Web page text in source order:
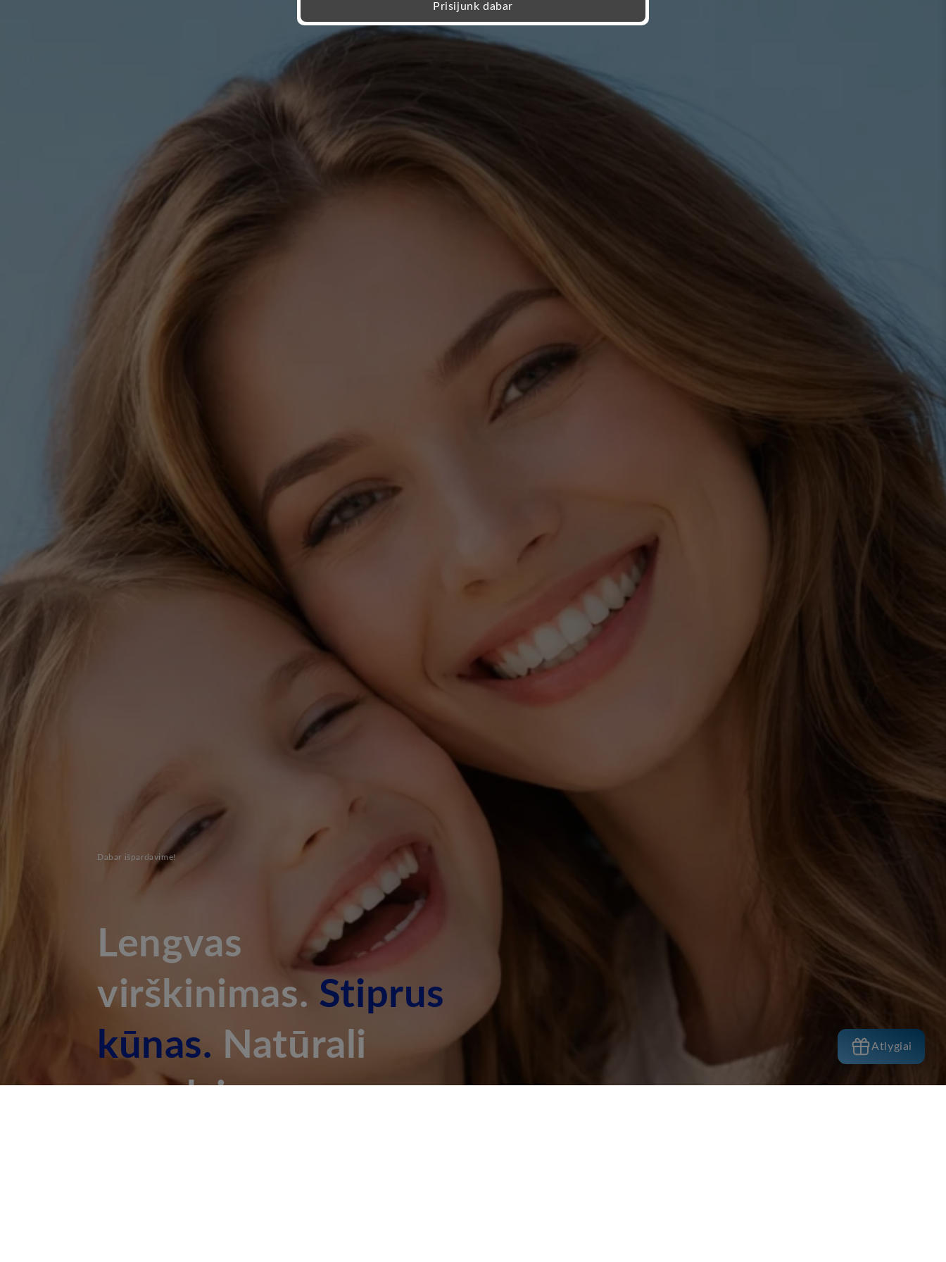
Dabar išpardavime!
Lengvas
virškinimas. Stiprus
kūnas. Natūrali
ramybė.
Atlygiai
Prisijunk dabar